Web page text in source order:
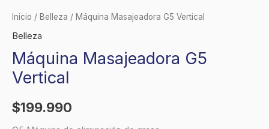
Inicio / Belleza / Máquina Masajeadora G5 Vertical
Belleza
Máquina Masajeadora G5
Vertical
$199.990